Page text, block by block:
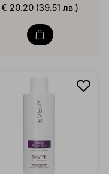
€ 20.20 (39.51 лв.)